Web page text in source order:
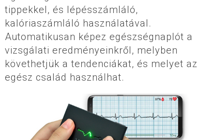
tippekkel, és lépésszámláló,
kalóriaszámláló használatával.
Automatikusan képez egészségnaplót a
vizsgálati eredményeinkről, melyben
követhetjük a tendenciákat, és melyet az
egész család használhat.